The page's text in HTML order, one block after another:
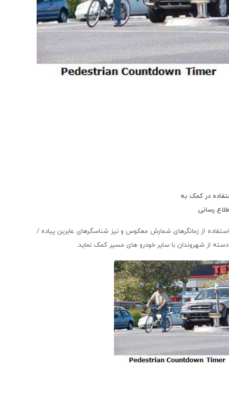
در کمک به
رسانی
از زمانگرهای شمارش معکوس و نیز شناسگرهای عابرین پیاده /
دسته از شهروندان با سایر خودرو های مسیر کمک نماید.